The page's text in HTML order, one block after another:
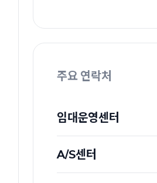
주요 연락처
임대운영센터
A/S센터